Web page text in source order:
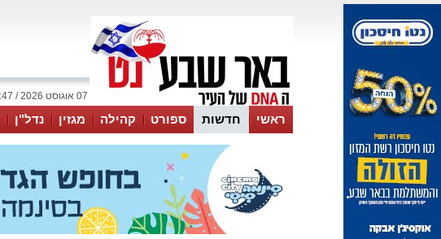
07 אוגוסט 2026 / 03:47
ראשי חדשות ספורט קהילה מגזין נדל"ן
טיפים והמלצות